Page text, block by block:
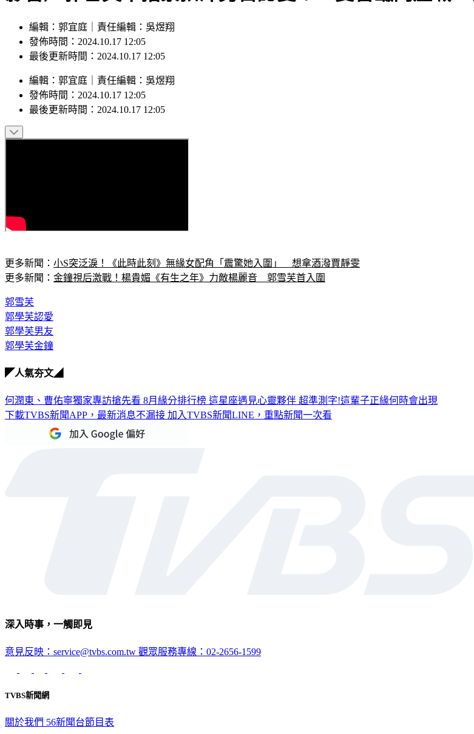
編輯：郭宜庭｜責任編輯：吳煜翔
發佈時間：2024.10.17 12:05
最後更新時間：2024.10.17 12:05
編輯 ： 郭宜庭 責任編輯 ： 吳煜翔
發佈時間： 2024.10.17 12:05
最後更新時間： 2024.10.17 12:05
更多新聞： 小S突泛淚！《此時此刻》無緣女配角「震驚她入圍」　想拿酒潑賈靜雯
更多新聞： 金鐘視后激戰！楊貴媚《有生之年》力敵楊麗音　郭雪芙首入圍
郭雪芙
郭學芙認愛
郭學芙男友
郭學芙金鐘
◤人氣夯文◢
何潤東、曹佑寧獨家專訪搶先看 8月緣分排行榜 這星座遇見心靈夥伴 超準測字!這輩子正緣何時會出現
下載TVBS新聞APP，最新消息不漏接 加入TVBS新聞LINE，重點新聞一次看
深入時事，一觸即見
意見反映：service@tvbs.com.tw 觀眾服務專線：02-2656-1599
TVBS新聞網
關於我們 56新聞台節目表